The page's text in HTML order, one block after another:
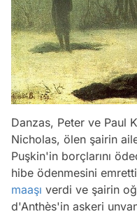
Danzas, Peter ve Paul
Nicholas, ölen şairin
Puşkin'in borçlarını
hibe ödenmesini
maaşı verdi ve şairin
d'Anthès'in askeri